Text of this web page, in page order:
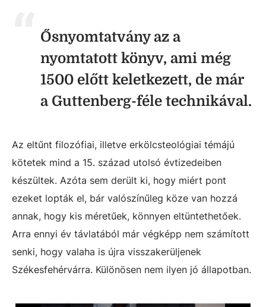
Ősnyomtatvány az a
nyomtatott könyv, ami még
1500 előtt keletkezett, de már
a Guttenberg-féle technikával.
Az eltűnt filozófiai, illetve erkölcsteológiai témájú
kötetek mind a 15. század utolsó évtizedeiben
készültek. Azóta sem derült ki, hogy miért pont
ezeket lopták el, bár valószínűleg köze van hozzá
annak, hogy kis méretűek, könnyen eltüntethetőek.
Arra ennyi év távlatából már végképp nem számított
senki, hogy valaha is újra visszakerüljenek
Székesfehérvárra. Különösen nem ilyen jó állapotban.